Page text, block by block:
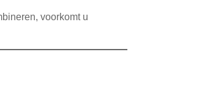
voorkomt u